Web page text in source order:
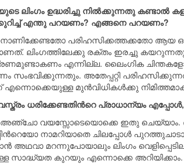
ലിംഗം ഉദ്ധരിച്ചു നിൽക്കുന്നതു കണ്ടാൽ
എന്തു പറയണം? എങ്ങനെ പറയണം?
പരിഹസിക്കത്തക്കതോ ആയ
ലിംഗത്തിലേക്കു രക്തം ഇരച്ചു
എന്നില്ല. ലൈംഗിക
സംഭവിക്കുന്നതും. അതേപ്പറ്റി
എന്നൊക്കെയുള്ള മുന്‍വിധികള്‍ക്കു
ധരിക്കേണ്ടതിന്‍റെ പ്രാധാന്യം എപ്പോള്‍,
വയസ്സോടെയൊക്കെ ഇതു ചെയ്യാം.
നാമറിയാതെ ചിലപ്പോള്‍
അഥവാ മറന്നുപോയാലും ലിംഗം
സാദ്ധ്യത കുറയും എന്നൊക്കെ അറിയിക്കാം.